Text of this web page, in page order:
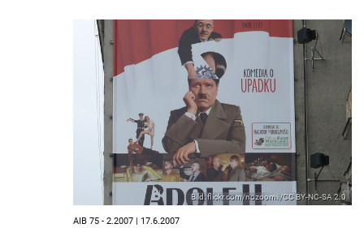
Bild: flickr.com/nozoomii/CC BY-NC-SA 2.0
AIB 75 - 2.2007 | 17.6.2007